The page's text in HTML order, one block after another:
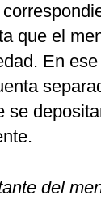
que el
En
se
del